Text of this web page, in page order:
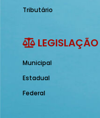
Tributário
LEGISLAÇÃO
Municipal
Estadual
Federal